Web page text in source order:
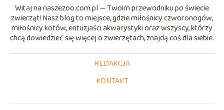
Witaj na naszezoo.com.pl — Twoim przewodniku po świecie
zwierząt! Nasz blog to miejsce, gdzie miłośnicy czworonogów,
miłośnicy kotów, entuzjaści akwarystyki oraz wszyscy, którzy
chcą dowiedzieć się więcej o zwierzętach, znajdą coś dla siebie.
REDAKCJA
KONTAKT